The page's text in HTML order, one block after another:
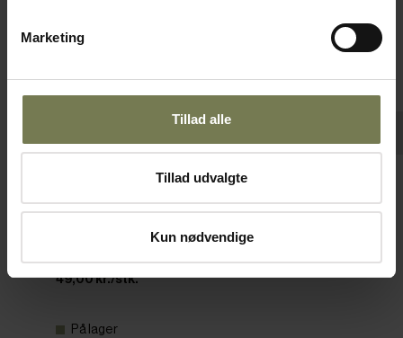
Marketing
Tillad alle
Tillad udvalgte
Kun nødvendige
Målekande med låg, plast, 1 ltr.
Din pris (ekskl. moms)
49,00 kr./stk.
På lager